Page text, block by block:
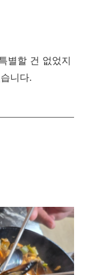
별할 건 없었지
니다.